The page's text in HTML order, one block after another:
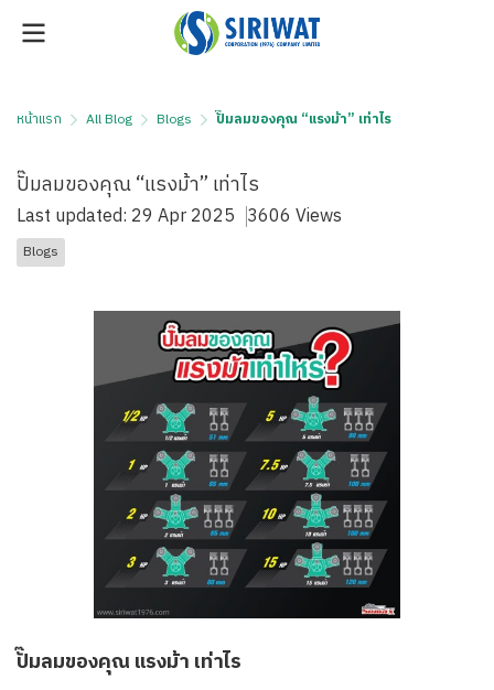
หน้าแรก All Blog Blogs ปั๊มลมของคุณ “แรงม้า” เท่าไร
ปั๊มลมของคุณ “แรงม้า” เท่าไร
Last updated: 29 Apr 2025 3606 Views
Blogs
ปั๊มลมของคุณ แรงม้า เท่าไร